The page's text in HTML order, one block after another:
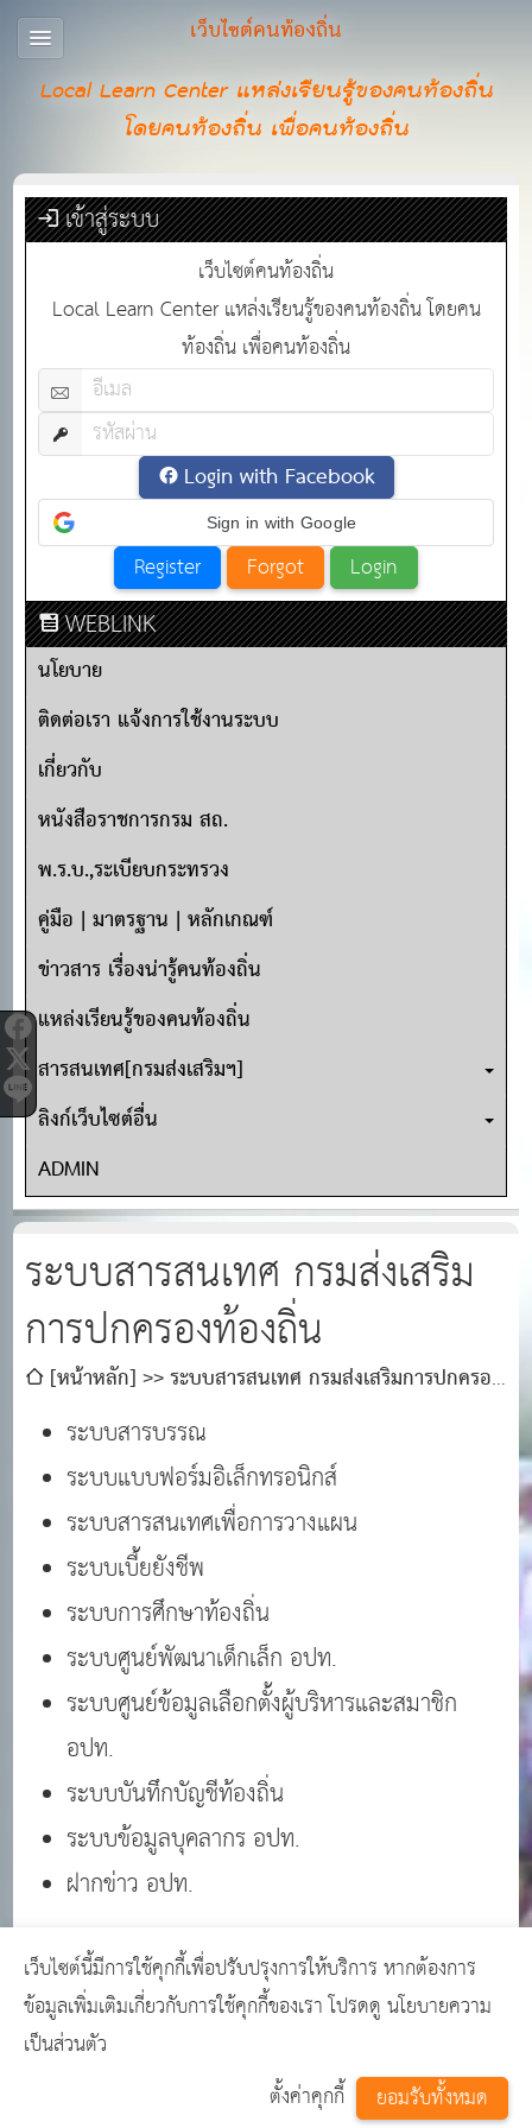
เว็บไซต์คนท้องถิ่น
Local Learn Center แหล่งเรียนรู้ของคนท้องถิ่น
โดยคนท้องถิ่น เพื่อคนท้องถิ่น
เข้าสู่ระบบ
เว็บไซต์คนท้องถิ่น
Local Learn Center แหล่งเรียนรู้ของคนท้องถิ่น โดยคน
ท้องถิ่น เพื่อคนท้องถิ่น
Login with Facebook
Sign in with Google
WEBLINK
นโยบาย
ติดต่อเรา แจ้งการใช้งานระบบ
เกี่ยวกับ
หนังสือราชการกรม สถ.
พ.ร.บ.,ระเบียบกระทรวง
คู่มือ | มาตรฐาน | หลักเกณฑ์
ข่าวสาร เรื่องน่ารู้คนท้องถิ่น
แหล่งเรียนรู้ของคนท้องถิ่น
สารสนเทศ[กรมส่งเสริมฯ]
ลิงก์เว็บไซต์อื่น
ADMIN
ระบบสารสนเทศ กรมส่งเสริม
การปกครองท้องถิ่น
[หน้าหลัก]
ระบบสารสนเทศ กรมส่งเสริมการปกครอง
ท้องถิ่นระบบสารบรรณ
ระบบแบบฟอร์มอิเล็กทรอนิกส์
ระบบสารสนเทศเพื่อการวางแผน
ระบบเบี้ยยังชีพ
ระบบการศึกษาท้องถิ่น
ระบบศูนย์พัฒนาเด็กเล็ก อปท.
ระบบศูนย์ข้อมูลเลือกตั้งผู้บริหารและสมาชิก
อปท.
ระบบบันทึกบัญชีท้องถิ่น
ระบบข้อมูลบุคลากร อปท.
ฝากข่าว อปท.
Copyright © 2024เว็บไซต์คนท้องถิ่นGCMS
Version 14.0.1 designed by เว็บไซต์สำเร็จรูป เว็บ
0.0217วินาที (14quries.)
เว็บไซต์นี้มีการใช้คุกกี้เพื่อปรับปรุงการให้บริการ หากต้องการ
ข้อมูลเพิ่มเติมเกี่ยวกับการใช้คุกกี้ของเรา โปรดดูนโยบายความ
เป็นส่วนตัว
ตั้งค่าคุกกี้
ยอมรับทั้งหมด